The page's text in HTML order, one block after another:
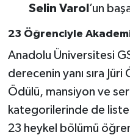
Selin Varol ’un
23 Öğrenciyle
Anadolu Üniversitesi
derecenin yanı sıra
Ödülü, mansiyon ve
kategorilerinde de
23 heykel bölümü